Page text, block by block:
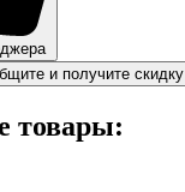
и получите скидку
товары: